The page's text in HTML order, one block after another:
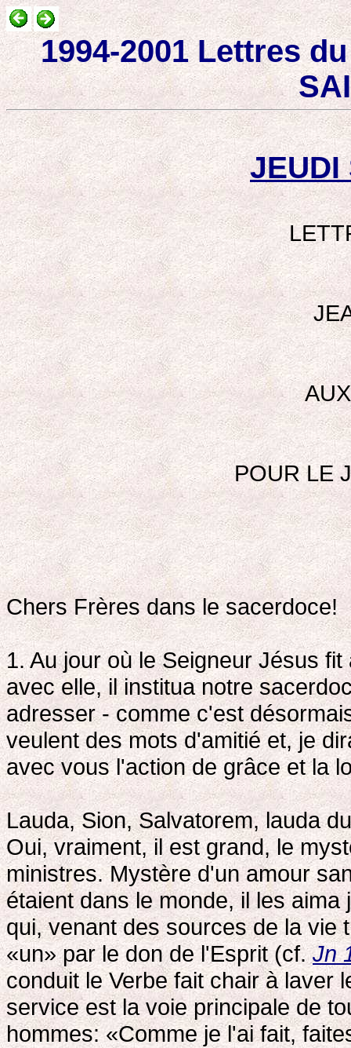
1994-2001 Lettres
JEUDI
POUR LE
Chers Frères dans le sacerdoce!
1. Au jour où le Seigneur Jésus
avec elle, il institua notre
adresser - comme c'est
veulent des mots d'amitié et, je
avec vous l'action de grâce et la
Lauda, Sion, Salvatorem, lauda
Oui, vraiment, il est grand, le
ministres. Mystère d'un amour
étaient dans le monde, il les aima
qui, venant des sources de la vie
«un» par le don de l'Esprit (cf.Jn
conduit le Verbe fait chair à laver
service est la voie principale de
hommes: «Comme je l'ai fait,